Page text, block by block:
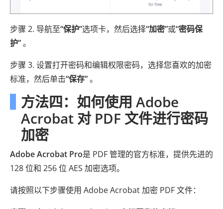
步骤 2. 导航至“保护”选项卡，然后选择“加密”或“密码保
护”。
步骤 3. 设置打开密码和编辑权限密码，选择您喜欢的加密
标准，然后单击“保存”。
方法四：如何使用 Adob​​e
Acrobat 对 PDF 文件进行密码
加密
Adobe Acrobat Pro是 PDF 管理的官方标准，提供先进的
128 位和 256 位 AES 加密选项。
请按照以下步骤使用 Adob​​e Acrobat 加密 PDF 文件：